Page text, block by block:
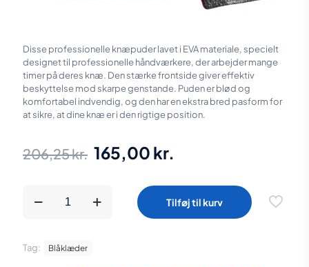
Disse professionelle knæpuder lavet i EVA materiale, specielt
designet til professionelle håndværkere, der arbejder mange
timer på deres knæ. Den stærke frontside giver effektiv
beskyttelse mod skarpe genstande. Puden er blød og
komfortabel indvendig, og den har en ekstra bred pasform for
at sikre, at dine knæ er i den rigtige position.
206,25kr. Den
pris
165,00 kr.
er:
Knæpuder
Tilføj til kurv
Tag: Blåklæder